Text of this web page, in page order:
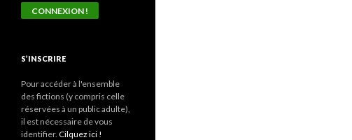
S’INSCRIRE
Pour accéder à l'ensemble
des fictions (y compris celle
réservées à un public adulte),
il est nécessaire de vous
identifier. Cilquez ici !